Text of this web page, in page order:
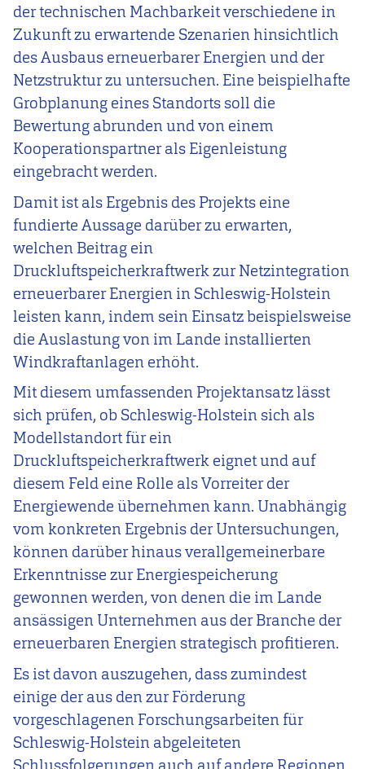
der technischen Machbarkeit verschiedene in
Zukunft zu erwartende Szenarien hinsichtlich
des Ausbaus erneuerbarer Energien und der
Netzstruktur zu untersuchen. Eine beispielhafte
Grobplanung eines Standorts soll die
Bewertung abrunden und von einem
Kooperationspartner als Eigenleistung
eingebracht werden.
Damit ist als Ergebnis des Projekts eine
fundierte Aussage darüber zu erwarten,
welchen Beitrag ein
Druckluftspeicherkraftwerk zur Netzintegration
erneuerbarer Energien in Schleswig-Holstein
leisten kann, indem sein Einsatz beispielsweise
die Auslastung von im Lande installierten
Windkraftanlagen erhöht.
Mit diesem umfassenden Projektansatz lässt
sich prüfen, ob Schleswig-Holstein sich als
Modellstandort für ein
Druckluftspeicherkraftwerk eignet und auf
diesem Feld eine Rolle als Vorreiter der
Energiewende übernehmen kann. Unabhängig
vom konkreten Ergebnis der Untersuchungen,
können darüber hinaus verallgemeinerbare
Erkenntnisse zur Energiespeicherung
gewonnen werden, von denen die im Lande
ansässigen Unternehmen aus der Branche der
erneuerbaren Energien strategisch profitieren.
Es ist davon auszugehen, dass zumindest
einige der aus den zur Förderung
vorgeschlagenen Forschungsarbeiten für
Schleswig-Holstein abgeleiteten